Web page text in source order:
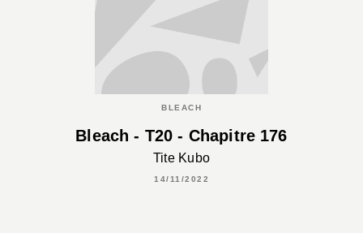
BLEACH
Bleach - T20 - Chapitre 176
Tite Kubo
14/11/2022